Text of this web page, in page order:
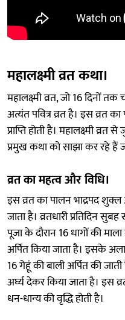
महालक्ष्मी व्रत कथा।
महालक्ष्मी व्रत, जो 16 दिनों
अत्यंत पवित्र व्रत है। इस
प्राप्ति होती है। महालक्ष्मी
प्रमुख कथा को साझा कर रहे हैं
व्रत का महत्व और विधि।
इस व्रत का पालन भाद्रपद
जाता है। व्रतधारी प्रतिदिन
पूजा के दौरान 16 धागों की
अर्पित किया जाता है। इसके
16 गेहूं की बाली अर्पित की
अर्घ्य देकर किया जाता है। इस
धन-धान्य की वृद्धि होती है।